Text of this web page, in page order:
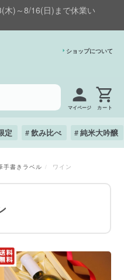
木)～8/16(日)まで休業い
ショップについて
マイページ
定 飲み比べ 純米大吟醸
手書きラベル ワイン